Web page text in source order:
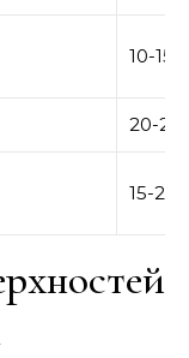
10-15
20-25
15-20